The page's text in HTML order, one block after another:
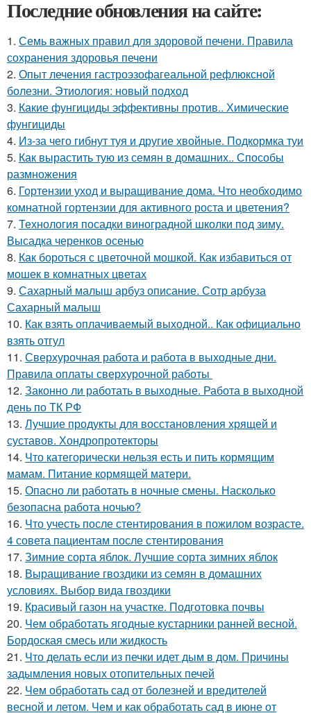
Последние обновления на сайте:
1. Семь важных правил для здоровой печени. Правила
сохранения здоровья печени
2. Опыт лечения гастроэзофагеальной рефлюксной
болезни. Этиология: новый подход
3. Какие фунгициды эффективны против.. Химические
фунгициды
4. Из-за чего гибнут туя и другие хвойные. Подкормка туи
5. Как вырастить тую из семян в домашних.. Способы
размножения
6. Гортензии уход и выращивание дома. Что необходимо
комнатной гортензии для активного роста и цветения?
7. Технология посадки виноградной школки под зиму.
Высадка черенков осенью
8. Как бороться с цветочной мошкой. Как избавиться от
мошек в комнатных цветах
9. Сахарный малыш арбуз описание. Сотр арбуза
Сахарный малыш
10. Как взять оплачиваемый выходной.. Как официально
взять отгул
11. Сверхурочная работа и работа в выходные дни.
Правила оплаты сверхурочной работы
12. Законно ли работать в выходные. Работа в выходной
день по ТК РФ
13. Лучшие продукты для восстановления хрящей и
суставов. Хондропротекторы
14. Что категорически нельзя есть и пить кормящим
мамам. Питание кормящей матери.
15. Опасно ли работать в ночные смены. Насколько
безопасна работа ночью?
16. Что учесть после стентирования в пожилом возрасте.
4 совета пациентам после стентирования
17. Зимние сорта яблок. Лучшие сорта зимних яблок
18. Выращивание гвоздики из семян в домашних
условиях. Выбор вида гвоздики
19. Красивый газон на участке. Подготовка почвы
20. Чем обработать ягодные кустарники ранней весной.
Бордоская смесь или жидкость
21. Что делать если из печки идет дым в дом. Причины
задымления новых отопительных печей
22. Чем обработать сад от болезней и вредителей
весной и летом. Чем и как обработать сад в июне от